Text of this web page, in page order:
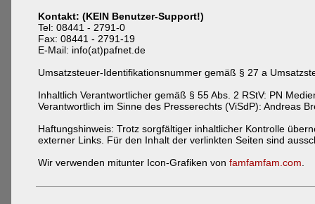
Kontakt: (KEIN Benutzer-Support!)
Tel: 08441 - 2791-0
Fax: 08441 - 2791-19
E-Mail: info(at)pafnet.de
Umsatzsteuer-Identifikationsnummer gemäß § 27 a
Inhaltlich Verantwortlicher gemäß § 55 Abs. 2 RStV: PN
Verantwortlich im Sinne des Presserechts (ViSdP): Andreas
Haftungshinweis: Trotz sorgfältiger inhaltlicher Kontrolle
externer Links. Für den Inhalt der verlinkten Seiten sind
Wir verwenden mitunter Icon-Grafiken von famfamfam.com